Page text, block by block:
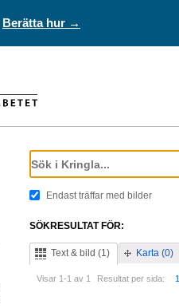
Berätta hur →
Endast träffar med bilder
SÖKRESULTAT FÖR:
Text & bild (1) Karta (0)
Visar 1-1 av 1 Resultat per sida: